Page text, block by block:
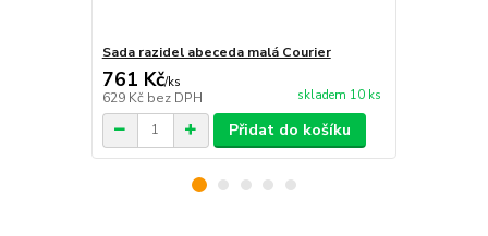
Sada razidel abeceda malá Courier
761 Kč/ks
629 Kč bez DPH skladem 10 ks
Přidat do košíku